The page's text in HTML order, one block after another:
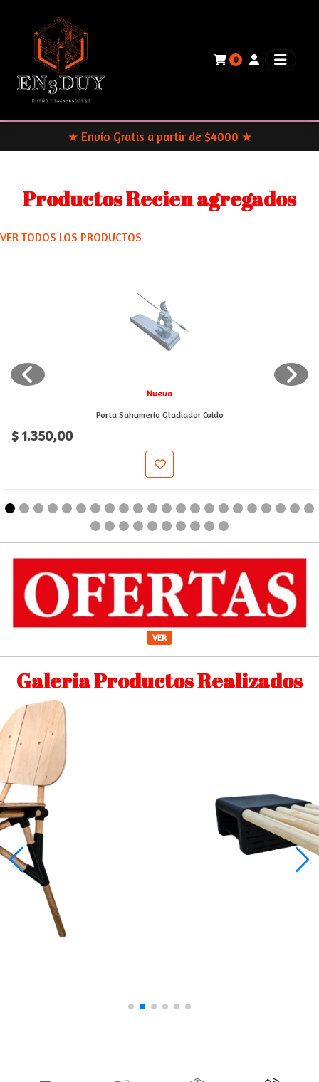
0
★ Envío Gratis a partir de $4000 ★
Productos Recien agregados
VER TODOS LOS PRODUCTOS
Nuevo
Porta Sahumerio Gladiador Caido
$ 1.350,00
VER
Galeria Productos Realizados